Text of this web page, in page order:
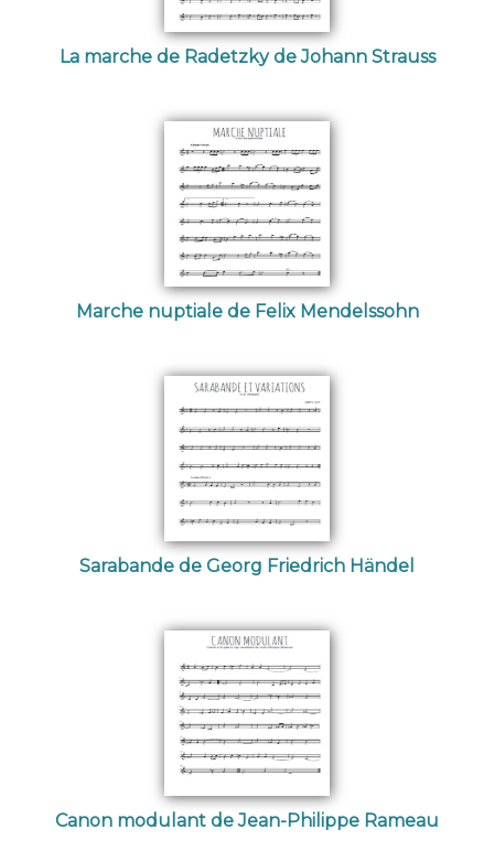
La marche de Radetzky de Johann Strauss
Marche nuptiale de Felix Mendelssohn
Sarabande de Georg Friedrich Händel
Canon modulant de Jean-Philippe Rameau